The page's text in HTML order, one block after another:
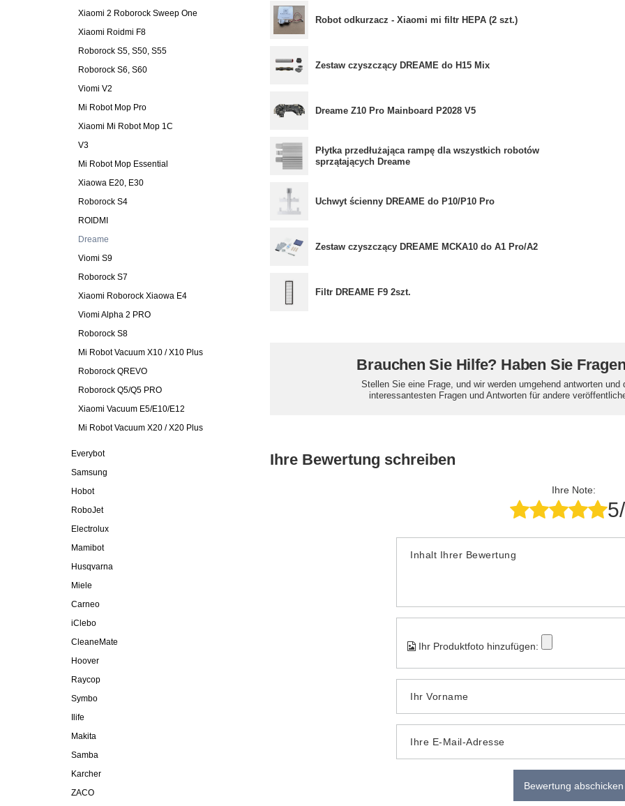
Xiaomi 2 Roborock Sweep One
Xiaomi Roidmi F8
Roborock S5, S50, S55
Roborock S6, S60
Viomi V2
Mi Robot Mop Pro
Xiaomi Mi Robot Mop 1C
V3
Mi Robot Mop Essential
Xiaowa E20, E30
Roborock S4
ROIDMI
Dreame
Viomi S9
Roborock S7
Xiaomi Roborock Xiaowa E4
Viomi Alpha 2 PRO
Roborock S8
Mi Robot Vacuum X10 / X10 Plus
Roborock QREVO
Roborock Q5/Q5 PRO
Xiaomi Vacuum E5/E10/E12
Mi Robot Vacuum X20 / X20 Plus
Everybot
Samsung
Hobot
RoboJet
Electrolux
Mamibot
Husqvarna
Miele
Carneo
iClebo
CleaneMate
Hoover
Raycop
Symbo
Ilife
Makita
Samba
Karcher
ZACO
Robot odkurzacz - Xiaomi mi filtr HEPA (2 szt.)
Zestaw czyszczący DREAME do H15 Mix
Dreame Z10 Pro Mainboard P2028 V5
Płytka przedłużająca rampę dla wszystkich robotów
sprzątających Dreame
Uchwyt ścienny DREAME do P10/P10 Pro
Zestaw czyszczący DREAME MCKA10 do A1 Pro/A2
Filtr DREAME F9 2szt.
Brauchen Sie Hilfe? Haben Sie
Stellen Sie eine Frage, und wir werden umgehend antworten und
interessantesten Fragen und Antworten für andere
Ihre Bewertung schreiben
Ihre Note:
Inhalt Ihrer Bewertung
Ihr Produktfoto hinzufügen:
Ihr Vorname
Ihre E-Mail-Adresse
Bewertung abschicken